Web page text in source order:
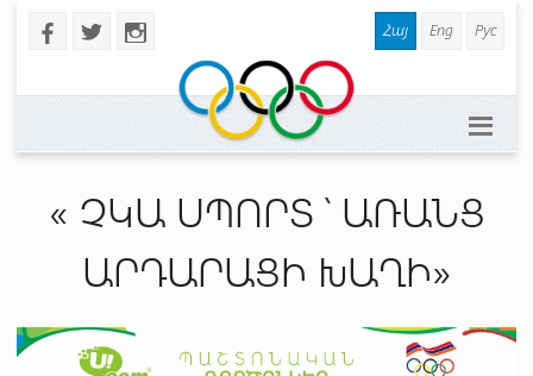
b a x Հայ Eng Рус
« ՉԿԱ ՍՊՈՐՏ ՝ ԱՌԱՆՑ
ԱՐԴԱՐԱՑԻ ԽԱՂԻ»